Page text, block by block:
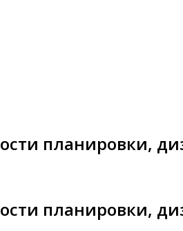
планировки,
планировки,